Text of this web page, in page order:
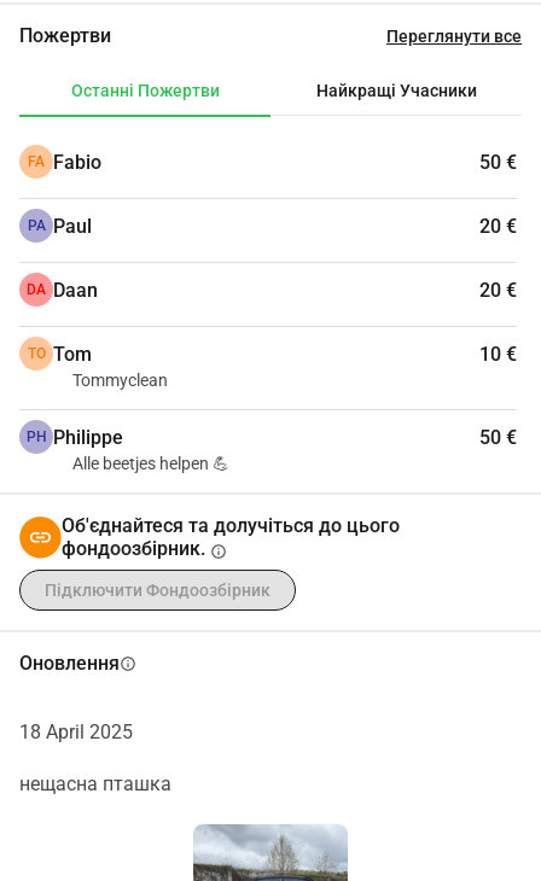
Пожертви Переглянути все
Останні Пожертви Найкращі Учасники
FA Fabio 50 €
PA Paul 20 €
DA Daan 20 €
TO Tom 10 €
Tommyclean
PH Philippe 50 €
Alle beetjes helpen 💪
Об'єднайтеся та долучіться до цього
фондоозбірник. info
Підключити Фондоозбірник
Оновленняinfo
18 April 2025
нещасна пташка